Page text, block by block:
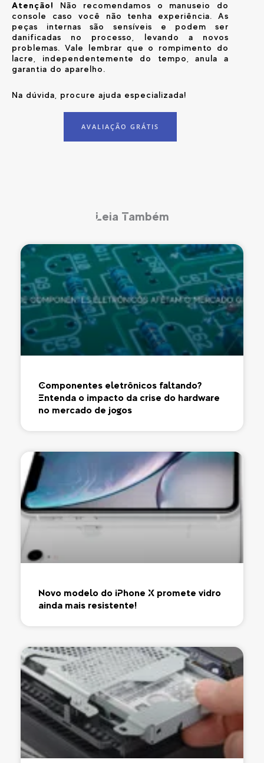
Atenção!
Não recomendamos o manuseio do
console caso você não tenha experiência. As
peças internas são sensíveis e podem ser
danificadas no processo, levando a novos
problemas. Vale lembrar que o rompimento do
lacre, independentemente do tempo, anula a
garantia do aparelho.
Na dúvida, procure ajuda especializada!
AVALIAÇÃO GRÁTIS
Leia Também
Componentes eletrônicos faltando?
Entenda o impacto da crise do hardware
no mercado de jogos
Novo modelo do iPhone X promete vidro
ainda mais resistente!